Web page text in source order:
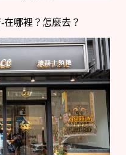
哪裡？怎麼去？